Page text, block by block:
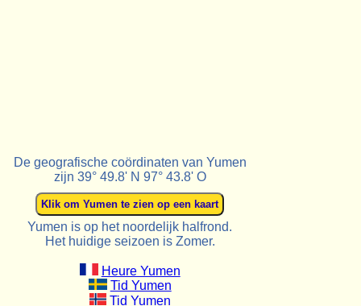
De geografische coördinaten van Yumen
zijn 39° 49.8' N 97° 43.8' O
Yumen is op het noordelijk halfrond.
Het huidige seizoen is Zomer.
Heure Yumen
Tid Yumen
Tid Yumen